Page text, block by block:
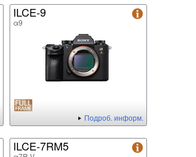
ILCE-9
α9
Подроб. информ.
ILCE-7RM5